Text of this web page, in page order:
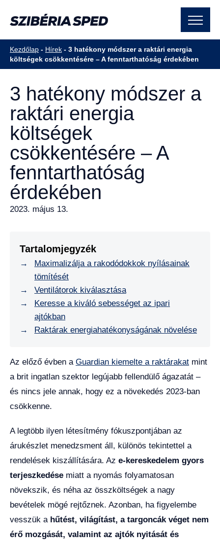
3 hatékony módszer a
raktári energia
költségek
csökkentésére – A
fenntarthatóság
érdekében
2023. május 13.
Kezdőlap - Hírek - 3 hatékony módszer a raktári energia
költségek csökkentésére – A fenntarthatóság érdekében
Tartalomjegyzék
Maximalizálja a rakodódokkok nyílásainak
tömítését
Ventilátorok kiválasztása
Keresse a kiváló sebességet az ipari
ajtókban
Raktárak energiahatékonyságának növelése
Az előző évben a Guardian kiemelte a raktárakat mint
a brit ingatlan szektor legújabb fellendülő ágazatát –
és nincs jele annak, hogy ez a növekedés 2023-ban
csökkenne.
A legtöbb ilyen létesítmény fókuszpontjában az
árukészlet menedzsment áll, különös tekintettel a
rendelések kiszállítására. Az e-kereskedelem gyors
terjeszkedése miatt a nyomás folyamatosan
növekszik, és néha az összköltségek a nagy
bevételek mögé rejtőznek. Azonban, ha figyelembe
vesszük a hűtést, világítást, a targoncák véget nem
érő mozgását, valamint az ajtók nyitását és